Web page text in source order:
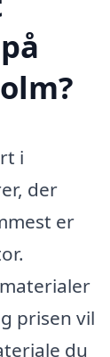
i
der
er
prisen vil
du